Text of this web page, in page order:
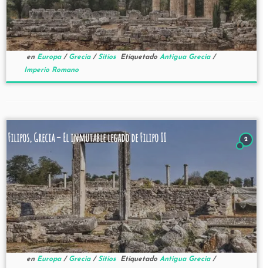
en Europa / Grecia / Sitios Etiquetado Antigua Grecia /
Imperio Romano
2
Filipos, Grecia – El inmutable legado de Filipo II
en Europa / Grecia / Sitios Etiquetado Antigua Grecia /